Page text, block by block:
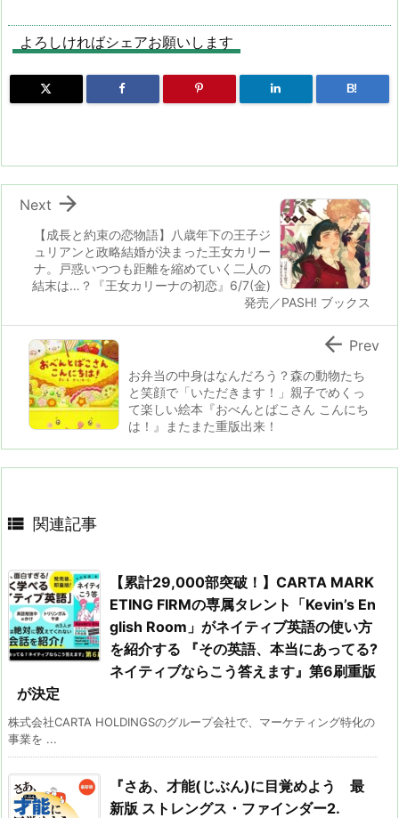
o
d
o
n
a
d
s
s
k
y
bl
r
o
ar
d
dr
p.
io
よろしければシェアお願いします
B!
【成長と約束の恋物語】八歳年下の王子ジ
ュリアンと政略結婚が決まった王女カリー
ナ。戸惑いつつも距離を縮めていく二人の
結末は…？『王女カリーナの初恋』6/7(金)
発売／PASH! ブックス

Next
お弁当の中身はなんだろう？森の動物たち
と笑顔で「いただきます！」親子でめくっ
て楽しい絵本『おべんとばこさん こんにち
は！』またまた重版出来！
 Prev
 関連記事
【累計29,000部突破！】CARTA MARK
ETING FIRMの専属タレント「Kevin’s En
glish Room」がネイティブ英語の使い方
を紹介する 『その英語、本当にあってる?
ネイティブならこう答えます』第6刷重版
が決定
株式会社CARTA HOLDINGSのグループ会社で、マーケティング特化の
事業を ...
『さあ、才能(じぶん)に目覚めよう 最
新版 ストレングス・ファインダー2.